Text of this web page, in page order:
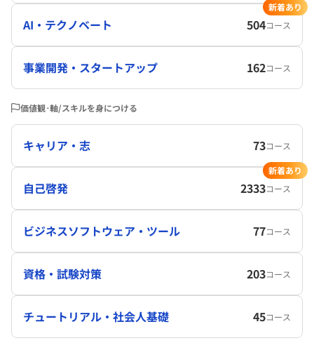
AI・テクノベート 504コース
新着あり
事業開発・スタートアップ 162コース
価値観･軸/スキルを身につける
キャリア・志 73コース
自己啓発 2333コース
新着あり
ビジネスソフトウェア・ツール 77コース
資格・試験対策 203コース
チュートリアル・社会人基礎 45コース